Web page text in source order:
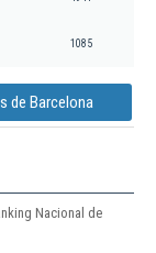
1085
de Barcelona
Nacional de